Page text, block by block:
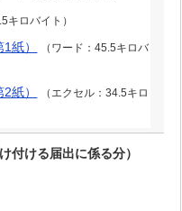
キロバイト）
紙）
（ワード：45.5キロバ
紙）
（エクセル：34.5キロ
付ける届出に係る分）